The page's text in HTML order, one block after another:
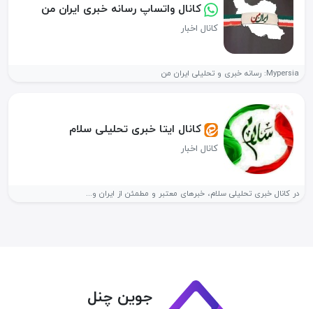
کانال واتساپ رسانه خبری ایران من
کانال اخبار
Mypersia: رسانه خبری و تحلیلی ایران من
کانال ایتا خبری تحلیلی سلام
کانال اخبار
در کانال خبری تحلیلی سلام، خبرهای معتبر و مطمئن از ایران و...
جوین چنل